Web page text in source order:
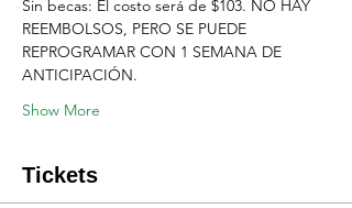
Sin becas: El costo será de $103. NO HAY
REEMBOLSOS, PERO SE PUEDE
REPROGRAMAR CON 1 SEMANA DE
ANTICIPACIÓN.
Show More
Tickets